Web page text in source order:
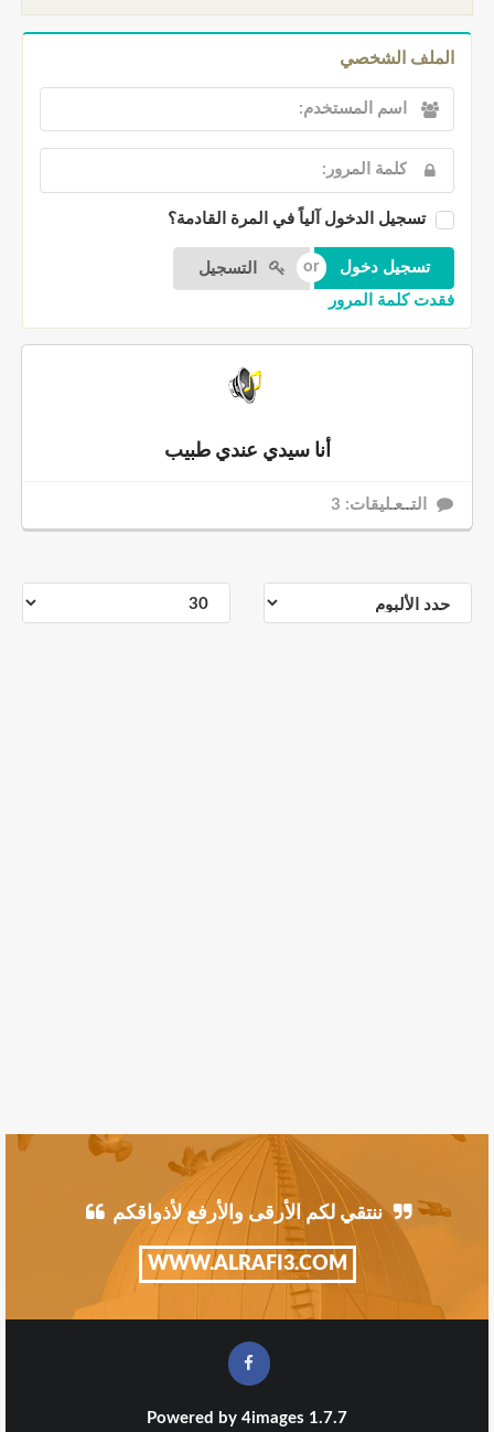
الملف الشخصي
تسجيل الدخول آلياً في المرة القادمة؟
التسجيل
فقدت كلمة المرور
أنا سيدي عندي طبيب
التــعـليقات: 3
ننتقي لكم الأرقى والأرفع لأذواقكم
WWW.ALRAFI3.COM
Powered by 4images 1.7.7